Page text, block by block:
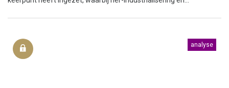
analyse